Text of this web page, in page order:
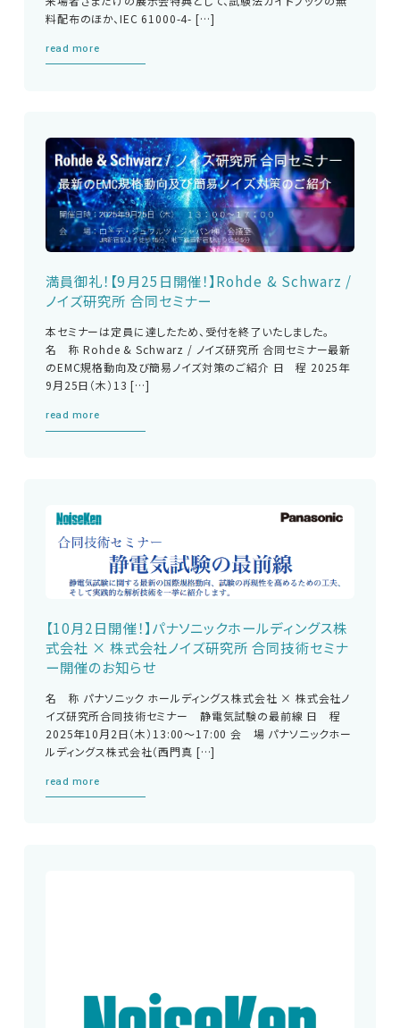
料配布のほか、IEC 61000-4- […]
read more
満員御礼！【9月25日開催！】Rohde & Schwarz /
ノイズ研究所 合同セミナー
本セミナーは定員に達したため、受付を終了いたしました。
名 称 Rohde & Schwarz / ノイズ研究所 合同セミナー最新
のEMC規格動向及び簡易ノイズ対策のご紹介 日 程 2025年
9月25日（木）13 […]
read more
【10月2日開催！】パナソニックホールディングス株
式会社 × 株式会社ノイズ研究所 合同技術セミナ
ー開催のお知らせ
名 称 パナソニック ホールディングス株式会社 × 株式会社ノ
イズ研究所合同技術セミナー 静電気試験の最前線 日 程
2025年10月2日（木）13:00～17:00 会 場 パナソニックホー
ルディングス株式会社（西門真 […]
read more